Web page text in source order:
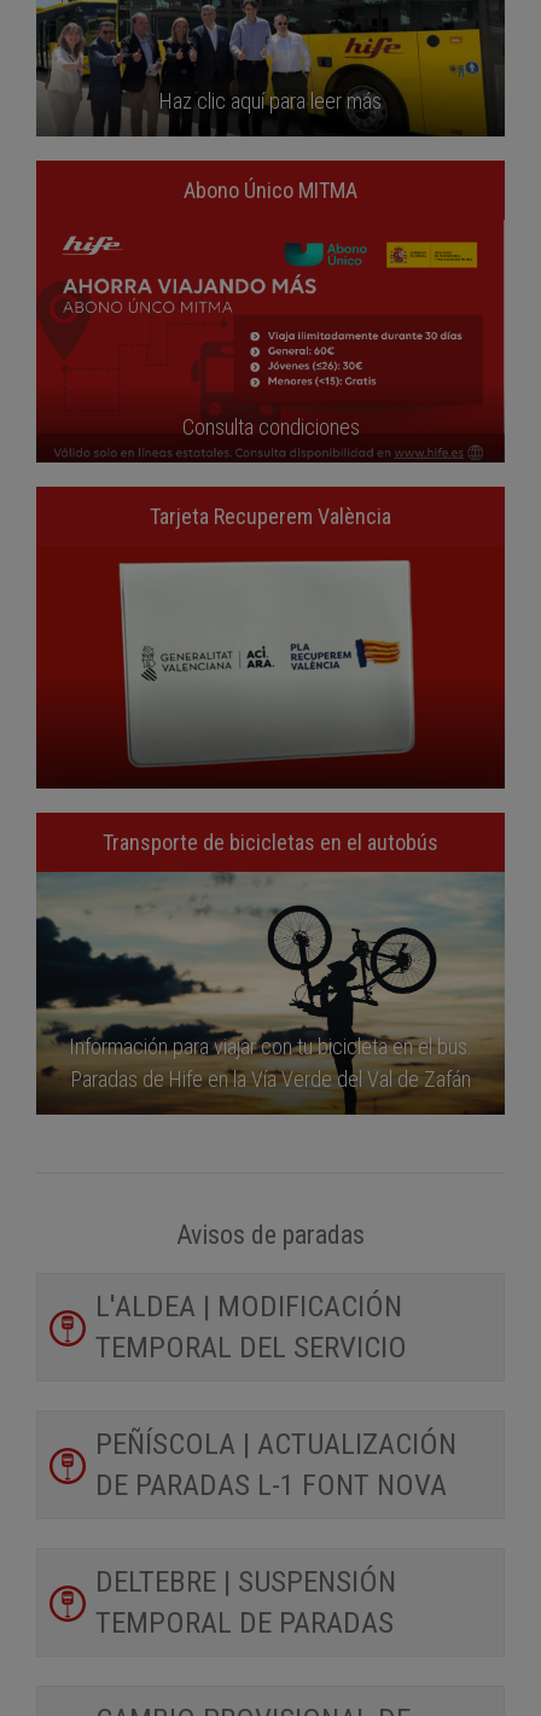
Haz clic aquí para leer más
Abono Único MITMA
Consulta condiciones
Tarjeta Recuperem València
Transporte de bicicletas en el autobús
Información para viajar con tu bicicleta en el bus.
Paradas de Hife en la Vía Verde del Val de Zafán
Avisos de paradas
L'ALDEA | MODIFICACIÓN
TEMPORAL DEL SERVICIO
PEÑÍSCOLA | ACTUALIZACIÓN
DE PARADAS L-1 FONT NOVA
DELTEBRE | SUSPENSIÓN
TEMPORAL DE PARADAS